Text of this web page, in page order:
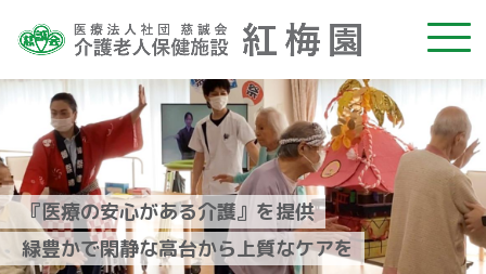
『医療の安心がある介護』を提供
緑豊かで閑静な高台から上質なケアを